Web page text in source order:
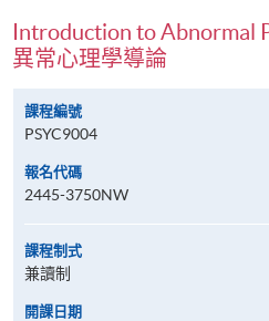
Introduction to Abnormal
異常心理學導論
課程編號
PSYC9004
報名代碼
2445-3750NW
課程制式
兼讀制
開課日期